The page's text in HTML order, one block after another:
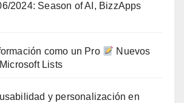
2024: Season of AI, BizzApps
como un Pro
Nuevos
Lists
y personalización en